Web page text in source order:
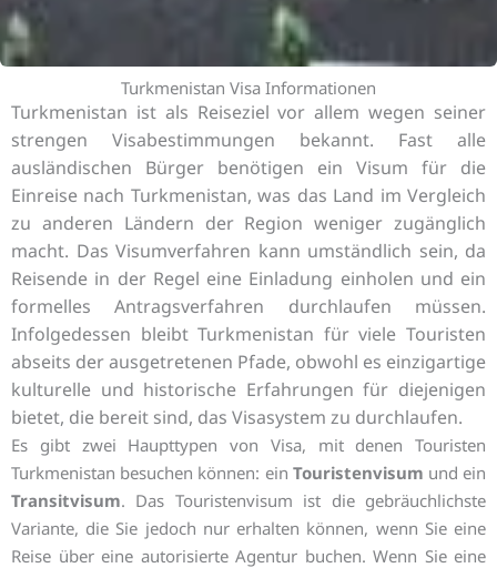
Turkmenistan Visa Informationen
Turkmenistan ist als Reiseziel vor allem wegen seiner
strengen Visabestimmungen bekannt. Fast alle
ausländischen Bürger benötigen ein Visum für die
Einreise nach Turkmenistan, was das Land im Vergleich
zu anderen Ländern der Region weniger zugänglich
macht. Das Visumverfahren kann umständlich sein, da
Reisende in der Regel eine Einladung einholen und ein
formelles Antragsverfahren durchlaufen müssen.
Infolgedessen bleibt Turkmenistan für viele Touristen
abseits der ausgetretenen Pfade, obwohl es einzigartige
kulturelle und historische Erfahrungen für diejenigen
bietet, die bereit sind, das Visasystem zu durchlaufen.
Es gibt zwei Haupttypen von Visa, mit denen Touristen
Turkmenistan besuchen können: ein Touristenvisum und ein
Transitvisum. Das Touristenvisum ist die gebräuchlichste
Variante, die Sie jedoch nur erhalten können, wenn Sie eine
Reise über eine autorisierte Agentur buchen. Wenn Sie eine